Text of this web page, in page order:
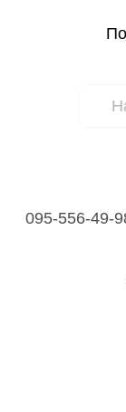
095-556-49-